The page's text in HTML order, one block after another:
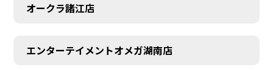
オークラ諸江店
エンターテイメントオメガ湖南店